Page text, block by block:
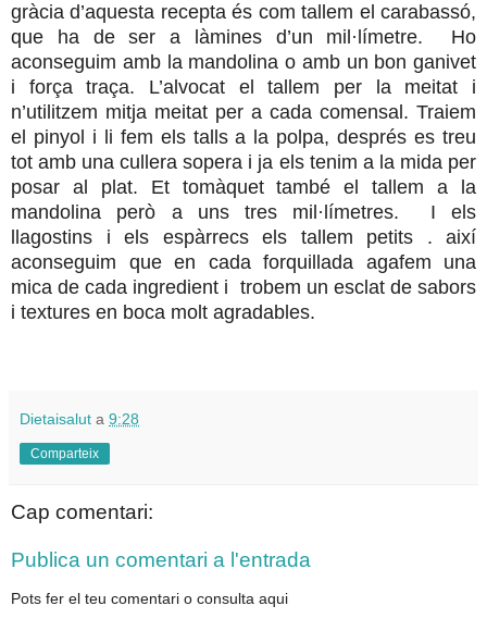
gràcia d’aquesta recepta és com tallem el carabassó,
que ha de ser a làmines d’un mil·límetre. Ho
aconseguim amb la mandolina o amb un bon ganivet
i força traça. L’alvocat el tallem per la meitat i
n’utilitzem mitja meitat per a cada comensal. Traiem
el pinyol i li fem els talls a la polpa, després es treu
tot amb una cullera sopera i ja els tenim a la mida per
posar al plat. Et tomàquet també el tallem a la
mandolina però a uns tres mil·límetres. I els
llagostins i els espàrrecs els tallem petits . així
aconseguim que en cada forquillada agafem una
mica de cada ingredient i trobem un esclat de sabors
i textures en boca molt agradables.
Dietaisalut a 9:28
Comparteix
Cap comentari:
Publica un comentari a l'entrada
Pots fer el teu comentari o consulta aqui